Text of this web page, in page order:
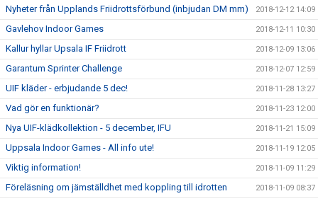
Nyheter från Upplands Friidrottsförbund (inbjudan DM mm) 2018-12-12 14:09
Gavlehov Indoor Games 2018-12-11 10:30
Kallur hyllar Upsala IF Friidrott 2018-12-09 13:06
Garantum Sprinter Challenge 2018-12-07 12:59
UIF kläder - erbjudande 5 dec! 2018-11-28 13:27
Vad gör en funktionär? 2018-11-23 12:00
Nya UIF-klädkollektion - 5 december, IFU 2018-11-21 15:09
Uppsala Indoor Games - All info ute! 2018-11-19 12:05
Viktig information! 2018-11-09 11:29
Föreläsning om jämställdhet med koppling till idrotten 2018-11-09 08:37